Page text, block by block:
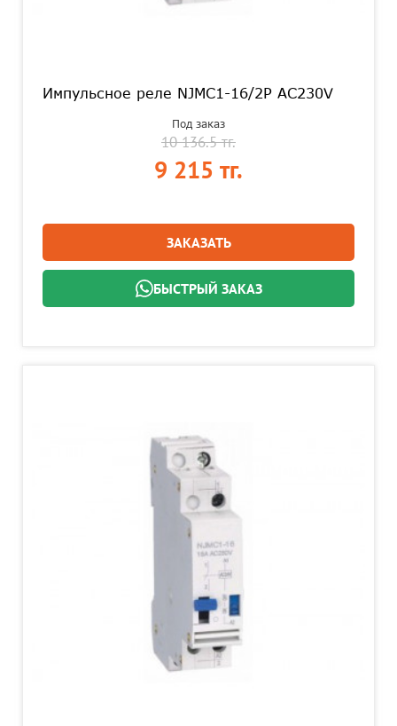
Импульсное реле NJMC1-16/2P AC230V
Под заказ
10 136.5 тг.
9 215 тг.
ЗАКАЗАТЬ
БЫСТРЫЙ ЗАКАЗ